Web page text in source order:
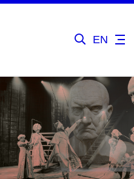
EN